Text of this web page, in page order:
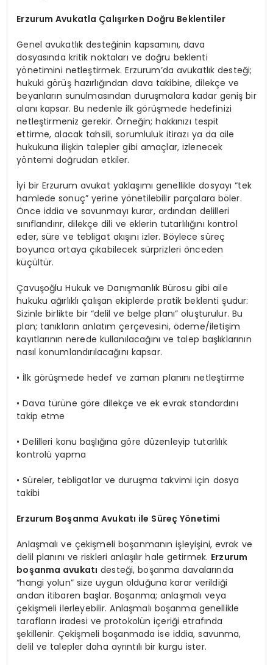
Erzurum Avukatla Çalışırken Doğru Beklentiler
Genel avukatlık desteğinin kapsamını, dava
dosyasında kritik noktaları ve doğru beklenti
yönetimini netleştirmek. Erzurum’da avukatlık desteği;
hukuki görüş hazırlığından dava takibine, dilekçe ve
beyanların sunulmasından duruşmalara kadar geniş bir
alanı kapsar. Bu nedenle ilk görüşmede hedefinizi
netleştirmeniz gerekir. Örneğin; hakkınızı tespit
ettirme, alacak tahsili, sorumluluk itirazı ya da aile
hukukuna ilişkin talepler gibi amaçlar, izlenecek
yöntemi doğrudan etkiler.
İyi bir Erzurum avukat yaklaşımı genellikle dosyayı “tek
hamlede sonuç” yerine yönetilebilir parçalara böler.
Önce iddia ve savunmayı kurar, ardından delilleri
sınıflandırır, dilekçe dili ve eklerin tutarlılığını kontrol
eder, süre ve tebligat akışını izler. Böylece süreç
boyunca ortaya çıkabilecek sürprizleri önceden
küçültür.
Çavuşoğlu Hukuk ve Danışmanlık Bürosu gibi aile
hukuku ağırlıklı çalışan ekiplerde pratik beklenti şudur:
Sizinle birlikte bir “delil ve belge planı” oluşturulur. Bu
plan; tanıkların anlatım çerçevesini, ödeme/iletişim
kayıtlarının nerede kullanılacağını ve talep başlıklarının
nasıl konumlandırılacağını kapsar.
• İlk görüşmede hedef ve zaman planını netleştirme
• Dava türüne göre dilekçe ve ek evrak standardını
takip etme
• Delilleri konu başlığına göre düzenleyip tutarlılık
kontrolü yapma
• Süreler, tebligatlar ve duruşma takvimi için dosya
takibi
Erzurum Boşanma Avukatı ile Süreç Yönetimi
Anlaşmalı ve çekişmeli boşanmanın işleyişini, evrak ve
delil planını ve riskleri anlaşılır hale getirmek. Erzurum
boşanma avukatı desteği, boşanma davalarında
“hangi yolun” size uygun olduğuna karar verildiği
andan itibaren başlar. Boşanma; anlaşmalı veya
çekişmeli ilerleyebilir. Anlaşmalı boşanma genellikle
tarafların iradesi ve protokolün içeriği etrafında
şekillenir. Çekişmeli boşanmada ise iddia, savunma,
delil ve talepler daha ayrıntılı bir kurgu ister.